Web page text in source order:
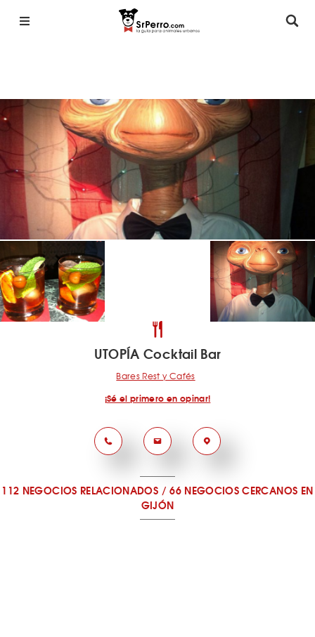
UTOPÍA Cocktail Bar
Bares Rest y Cafés
¡Sé el primero en opinar!
112 NEGOCIOS RELACIONADOS /66 NEGOCIOS CERCANOS EN
GIJÓN